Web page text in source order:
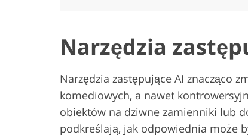
Narzędzia
Narzędzia zastępujące AI znacząco
komediowych, a nawet
obiektów na dziwne zamienniki lub
podkreślają, jak odpowiednia może